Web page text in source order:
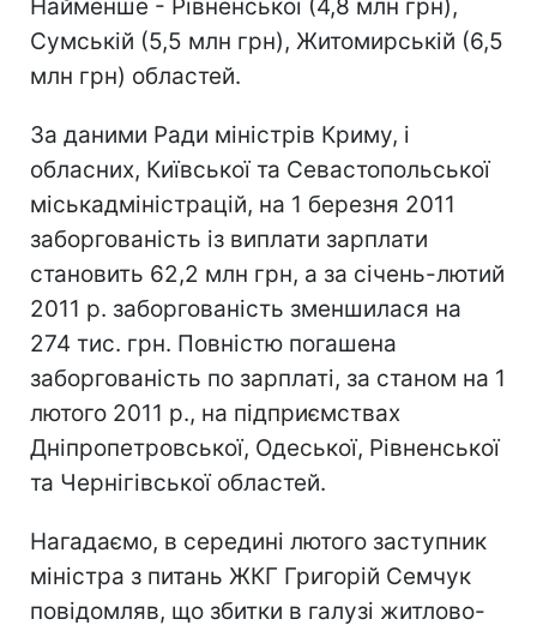
Найменше - Рівненської (4,8 млн грн),
Сумській (5,5 млн грн), Житомирській (6,5
млн грн) областей.
За даними Ради міністрів Криму, і
обласних, Київської та Севастопольської
міськадміністрацій, на 1 березня 2011
заборгованість із виплати зарплати
становить 62,2 млн грн, а за січень-лютий
2011 р. заборгованість зменшилася на
274 тис. грн. Повністю погашена
заборгованість по зарплаті, за станом на 1
лютого 2011 р., на підприємствах
Дніпропетровської, Одеської, Рівненської
та Чернігівської областей.
Нагадаємо, в середині лютого заступник
міністра з питань ЖКГ Григорій Семчук
повідомляв, що збитки в галузі житлово-